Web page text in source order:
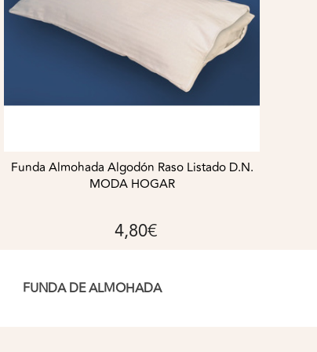
FUNDA DE ALMOHADA
Funda Almohada Algodón Raso Listado D.N.
MODA HOGAR
4,80€